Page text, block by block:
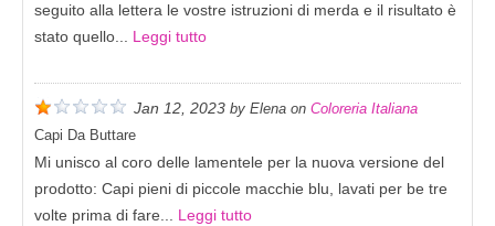
seguito alla lettera le vostre istruzioni di merda e il risultato è
stato quello... Leggi tutto
Jan 12, 2023 by Elena on Coloreria Italiana
Capi Da Buttare
Mi unisco al coro delle lamentele per la nuova versione del
prodotto: Capi pieni di piccole macchie blu, lavati per be tre
volte prima di fare... Leggi tutto